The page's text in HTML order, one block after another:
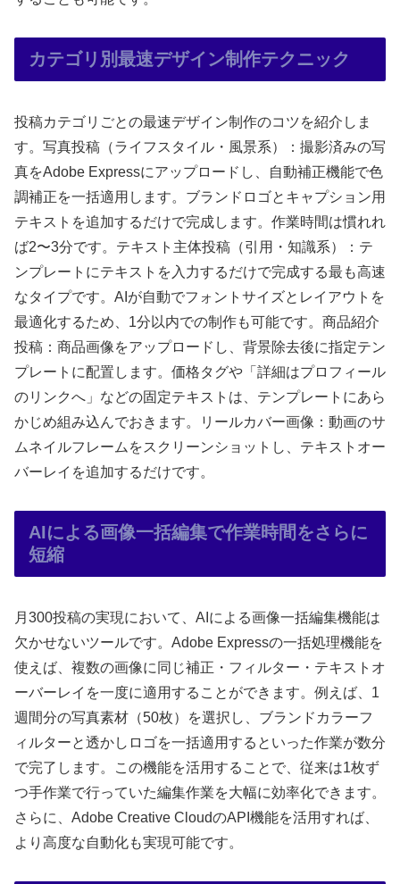
カテゴリ別最速デザイン制作テクニック
投稿カテゴリごとの最速デザイン制作のコツを紹介しま
す。写真投稿（ライフスタイル・風景系）：撮影済みの写
真をAdobe Expressにアップロードし、自動補正機能で色
調補正を一括適用します。ブランドロゴとキャプション用
テキストを追加するだけで完成します。作業時間は慣れれ
ば2〜3分です。テキスト主体投稿（引用・知識系）：テ
ンプレートにテキストを入力するだけで完成する最も高速
なタイプです。AIが自動でフォントサイズとレイアウトを
最適化するため、1分以内での制作も可能です。商品紹介
投稿：商品画像をアップロードし、背景除去後に指定テン
プレートに配置します。価格タグや「詳細はプロフィール
のリンクへ」などの固定テキストは、テンプレートにあら
かじめ組み込んでおきます。リールカバー画像：動画のサ
ムネイルフレームをスクリーンショットし、テキストオー
バーレイを追加するだけです。
AIによる画像一括編集で作業時間をさらに
短縮
月300投稿の実現において、AIによる画像一括編集機能は
欠かせないツールです。Adobe Expressの一括処理機能を
使えば、複数の画像に同じ補正・フィルター・テキストオ
ーバーレイを一度に適用することができます。例えば、1
週間分の写真素材（50枚）を選択し、ブランドカラーフ
ィルターと透かしロゴを一括適用するといった作業が数分
で完了します。この機能を活用することで、従来は1枚ず
つ手作業で行っていた編集作業を大幅に効率化できます。
さらに、Adobe Creative CloudのAPI機能を活用すれば、
より高度な自動化も実現可能です。